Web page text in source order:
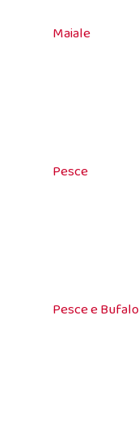
Maiale
Pesce
Pesce e Bufalo